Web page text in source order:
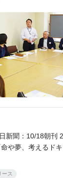
新聞：10/18朝刊
や夢、考えるド
ース